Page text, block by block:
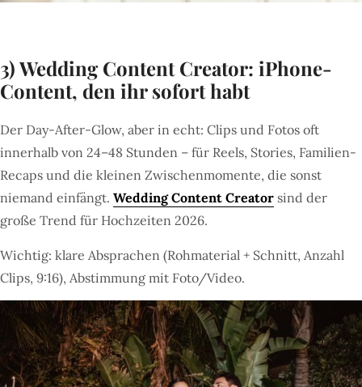
3) Wedding Content Creator: iPhone-
Content, den ihr sofort habt
Der Day-After-Glow, aber in echt: Clips und Fotos oft
innerhalb von 24–48 Stunden – für Reels, Stories, Familien-
Recaps und die kleinen Zwischenmomente, die sonst
niemand einfängt. Wedding Content Creator sind der
große Trend für Hochzeiten 2026.
Wichtig: klare Absprachen (Rohmaterial + Schnitt, Anzahl
Clips, 9:16), Abstimmung mit Foto/Video.